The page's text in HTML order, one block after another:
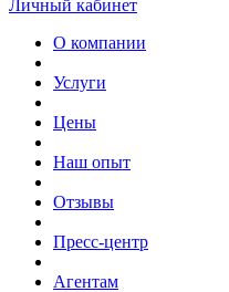
Личный кабинет
О компании
Услуги
Цены
Наш опыт
Отзывы
Пресс-центр
Агентам